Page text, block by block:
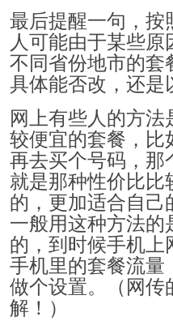
最后提醒一句，
人可能由于某些原
不同省份地市的套
具体能否改，还是
网上有些人的方
较便宜的套餐，
再去买个号码，
就是那种性价比
的，更加适合自己
一般用这种方法
的，到时候手机
手机里的套餐流量
做个设置。（网传
解！）